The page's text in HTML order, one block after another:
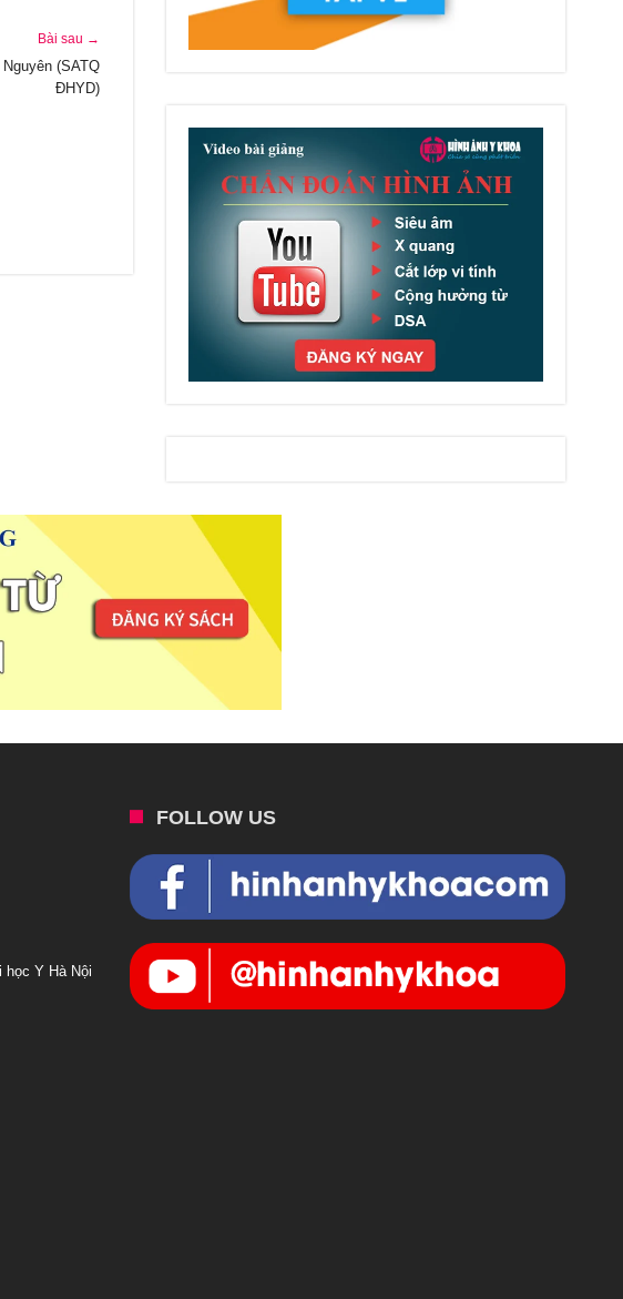
Bài sau →
(SATQ
ĐHYD)
học Y Hà Nội
FOLLOW US